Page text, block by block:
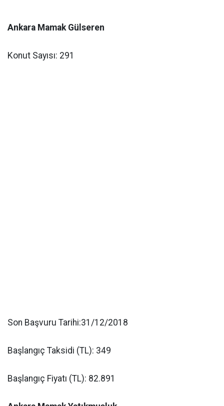
Ankara Mamak Gülseren
Konut Sayısı: 291
Son Başvuru Tarihi:31/12/2018
Başlangıç Taksidi (TL): 349
Başlangıç Fiyatı (TL): 82.891